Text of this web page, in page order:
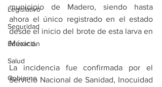
Legislativo
Seguridad
Educación
Salud
Gobierno
municipio de Madero, siendo hasta
ahora el único registrado en el estado
desde el inicio del brote de esta larva en
México.
La incidencia fue confirmada por el
Servicio Nacional de Sanidad, Inocuidad